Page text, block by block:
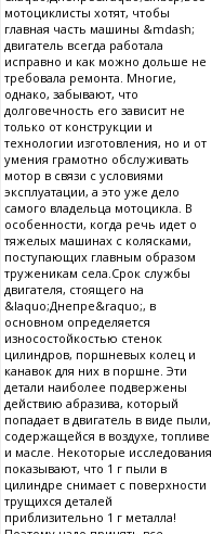
мотоциклисты хотят, чтобы
главная часть машины &mdash;
двигатель всегда работала
исправно и как можно дольше не
требовала ремонта. Многие,
однако, забывают, что
долговечность его зависит не
только от конструкции и
технологии изготовления, но и от
умения грамотно обслуживать
мотор в связи с условиями
эксплуатации, а это уже дело
самого владельца мотоцикла. В
особенности, когда речь идет о
тяжелых машинах с колясками,
поступающих главным образом
труженикам села.Срок службы
двигателя, стоящего на
&laquo;Днепре&raquo;, в
основном определяется
износостойкостью стенок
цилиндров, поршневых колец и
канавок для них в поршне. Эти
детали наиболее подвержены
действию абразива, который
попадает в двигатель в виде пыли,
содержащейся в воздухе, топливе
и масле. Некоторые исследования
показывают, что 1 г пыли в
цилиндре снимает с поверхности
трущихся деталей
приблизительно 1 г металла!